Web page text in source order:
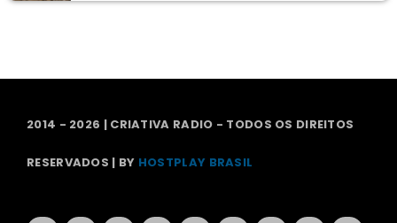
2014 - 2026 | CRIATIVA RADIO - TODOS OS DIREITOS
RESERVADOS | BY HOSTPLAY BRASIL